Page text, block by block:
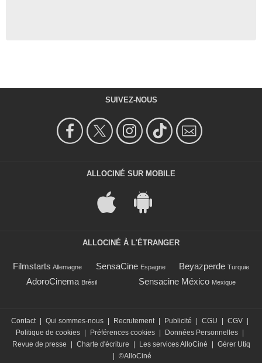
SUIVEZ-NOUS
ALLOCINÉ SUR MOBILE
ALLOCINÉ À L'ÉTRANGER
Filmstarts Allemagne SensaCine Espagne Beyazperde Turquie
AdoroCinema Brésil Sensacine México Mexique
Contact Qui sommes-nous Recrutement Publicité CGU CGV
Politique de cookies
Préférences cookies Données Personnelles
Revue de presse
Charte d'écriture Les services AlloCiné
Gérer Utiq
©AlloCiné